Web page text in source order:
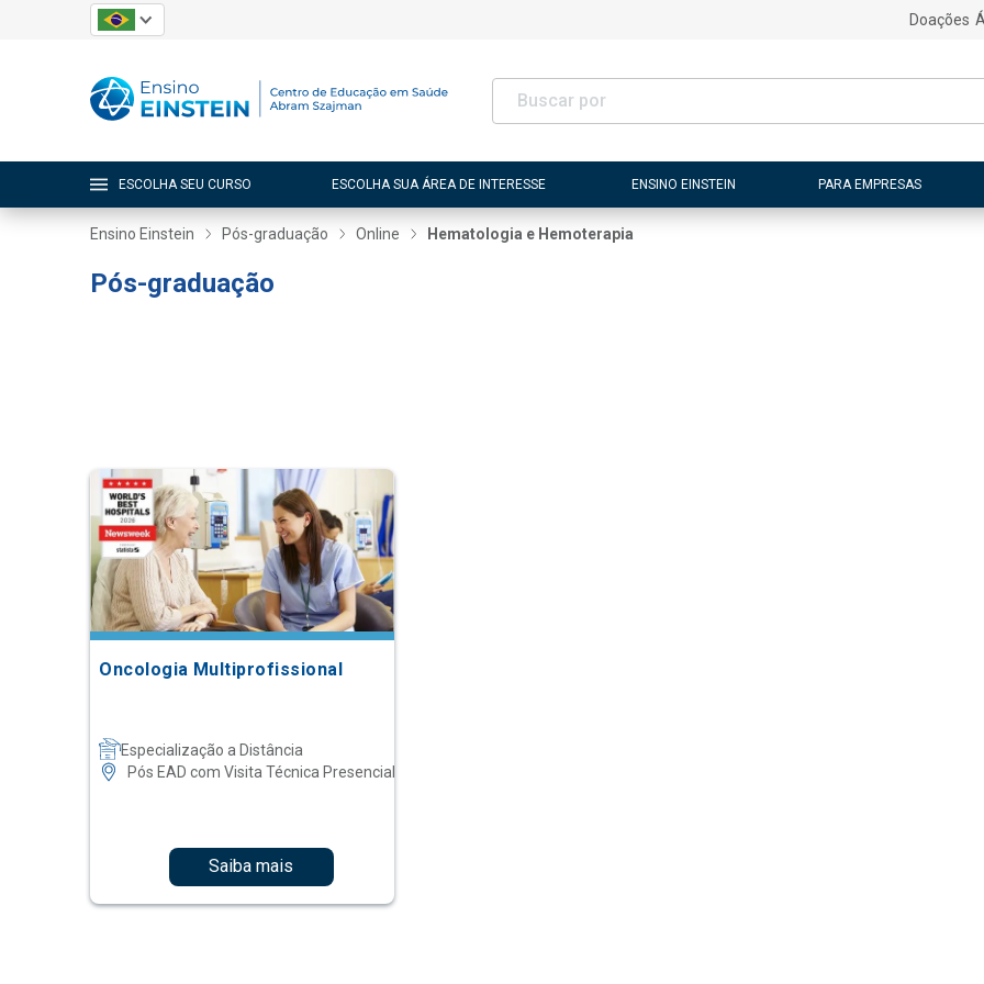
Doações
ESCOLHA SEU CURSO ESCOLHA SUA ÁREA DE INTERESSE ENSINO EINSTEIN PARA EMPRESAS
Ensino Einstein Pós-graduação Online Hematologia e Hemoterapia
Pós-graduação
Oncologia Multiprofissional
Especialização a Distância
Pós EAD com Visita Técnica Presencial
Saiba mais